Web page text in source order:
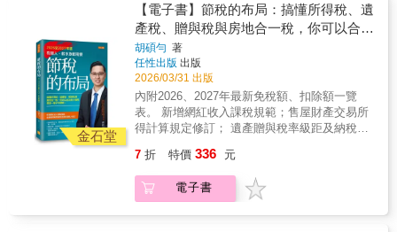
局法眼， 甚至誤以為，節稅是有錢人才要做的
事，跟自己無關。 但天天在幫老闆做節稅規劃
的信達聯合會計師事務所所長胡碩勻說， 變有
錢的第一步就是懂節稅，因為節稅跟收入多寡
無關， 是一種你對自己財富配置的布局，領死
薪水的上班族更需要。 不論是小資族、頂客
族、單身族，或四口家庭， 小從每月薪水自提
勞退金、買保險，大到數百萬的房屋貸款到遺
產規畫， 只要你搞懂政府收稅的遊戲規則，不
僅可以合法節稅，還能幫自己加薪。 ◎讓錢流
百百種，政府最愛這10種： 薪資、利息、
租賃、財產交易、中獎……這些有憑有據的收
入通通都要報稅， 那麼，領死薪水的你要怎麼
金石堂
【電子書】節稅的布局：搞懂所得稅、遺
產稅、贈與稅與房地合一稅，你可以合法
的少繳稅，甚至一輩子不繳稅。
胡碩勻 著
任性出版 出版
2026/03/31 出版
內附2026、2027年最新免稅額、扣除額一覽
表。 新增網紅收入課稅規範；售屋財產交易所
得計算規定修訂； 遺產贈與稅率級距及納稅義
兒子或外傭，可以嗎？ ◎媽媽再婚，我能繼承
繼父的遺產嗎？ ◎長照費、看護費、坐月子的
錢，這些費用能不能做列舉扣除？ ◎網紅的收
7 折 特價 336 元
電子書